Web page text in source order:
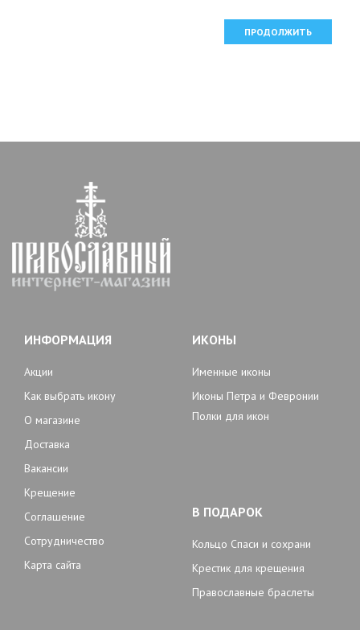
ПРОДОЛЖИТЬ
ИНФОРМАЦИЯ
Акции
Как выбрать икону
О магазине
Доставка
Вакансии
Крещение
Соглашение
Сотрудничество
Карта сайта
ИКОНЫ
Именные иконы
Иконы Петра и Февронии
Полки для икон
В ПОДАРОК
Кольцо Спаси и сохрани
Крестик для крещения
Православные браслеты